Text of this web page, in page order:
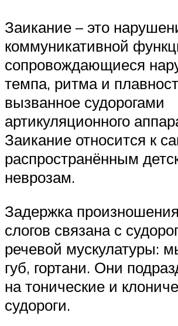
Заикание – это
коммуникативной
сопровождающиеся
темпа, ритма и
вызванное судорогами
артикуляционного
Заикание относится к
распространённым
неврозам.
Задержка
слогов связана с
речевой мускулатуры:
губ, гортани. Они
на тонические и
судороги.